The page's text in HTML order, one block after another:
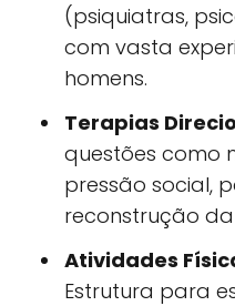
(psiquiatras,
com vasta
homens.
Terapias
questões como
pressão social,
reconstrução
Atividades
Estrutura para